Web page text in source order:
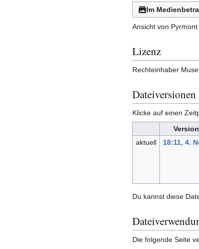
Im
Ansicht von
Lizenz
Rechteinhaber
Dateiversionen
Klicke auf einen
aktuell
18:11, 4.
Du kannst diese
Die folgende Seite